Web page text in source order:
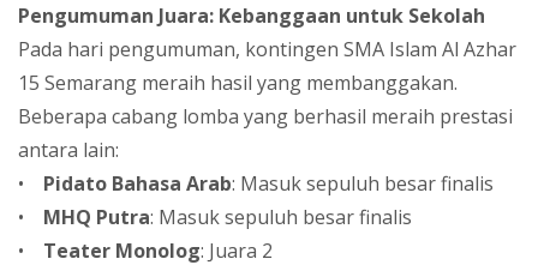
Pengumuman Juara: Kebanggaan untuk Sekolah
Pada hari pengumuman, kontingen SMA Islam Al Azhar
15 Semarang meraih hasil yang membanggakan.
Beberapa cabang lomba yang berhasil meraih prestasi
antara lain:
• Pidato Bahasa Arab: Masuk sepuluh besar finalis
• MHQ Putra: Masuk sepuluh besar finalis
• Teater Monolog: Juara 2